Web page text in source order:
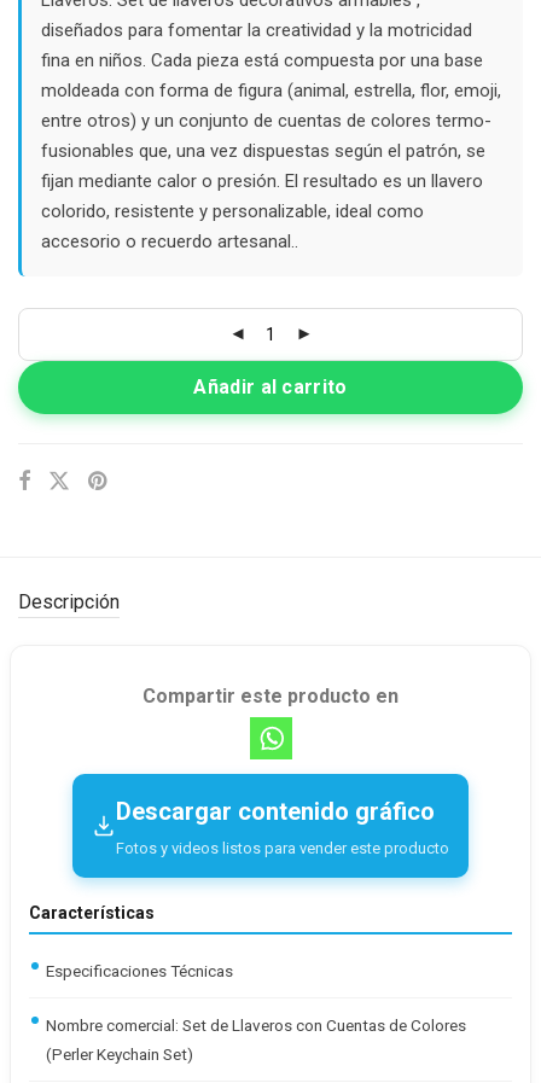
diseñados para fomentar la creatividad y la motricidad
fina en niños. Cada pieza está compuesta por una base
moldeada con forma de figura (animal, estrella, flor, emoji,
entre otros) y un conjunto de cuentas de colores termo-
fusionables que, una vez dispuestas según el patrón, se
fijan mediante calor o presión. El resultado es un llavero
colorido, resistente y personalizable, ideal como
accesorio o recuerdo artesanal..
Añadir al carrito
Descripción
Compartir este producto en
Descargar contenido gráfico
Fotos y videos listos para vender este producto
Características
Especificaciones Técnicas
Nombre comercial: Set de Llaveros con Cuentas de Colores
(Perler Keychain Set)